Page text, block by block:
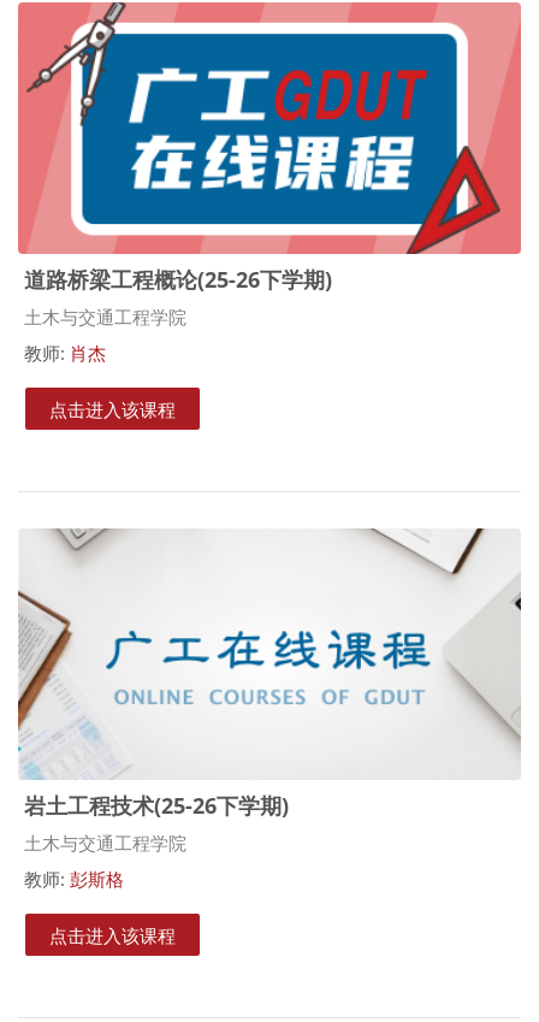
道路桥梁工程概论(25-26下学期)
课程类别
土木与交通工程学院
教师: 肖杰
点击进入该课程
岩土工程技术(25-26下学期)
课程类别
土木与交通工程学院
教师: 彭斯格
点击进入该课程